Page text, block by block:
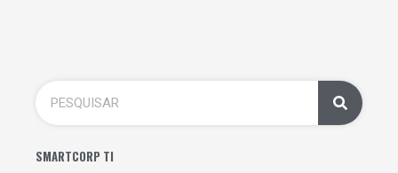
SMARTCORP TI